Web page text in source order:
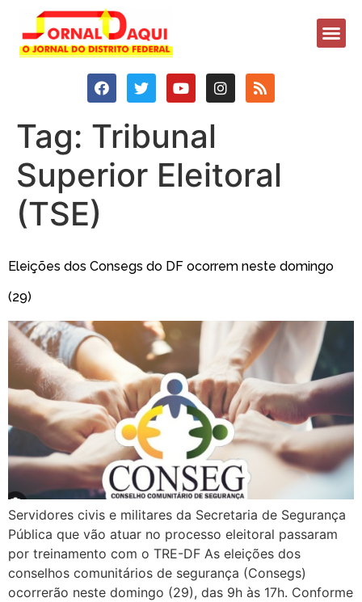
Tag: Tribunal
Superior Eleitoral
(TSE)
Eleições dos Consegs do DF ocorrem neste domingo
(29)
Servidores civis e militares da Secretaria de Segurança
Pública que vão atuar no processo eleitoral passaram
por treinamento com o TRE-DF As eleições dos
conselhos comunitários de segurança (Consegs)
ocorrerão neste domingo (29), das 9h às 17h. Conforme